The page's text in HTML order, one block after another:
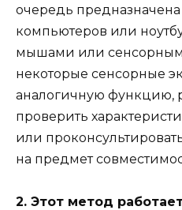
очередь
компьютеров или
мышами или
некоторые сенсорные
аналогичную функцию,
проверить
или
на предмет
2. Этот метод